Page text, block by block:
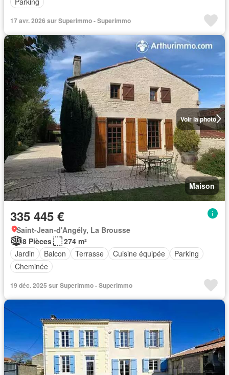
17 avr. 2026 sur Superimmo - Superimmo
Voir la photo
Maison
335 445 €
Saint-Jean-d'Angély, La Brousse
8 Pièces
274 m²
Jardin
Balcon Terrasse Cuisine équipée
Parking
Cheminée
19 déc. 2025 sur Superimmo - Superimmo